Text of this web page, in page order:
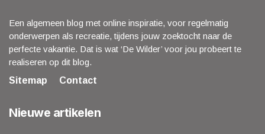
Een algemeen blog met online inspiratie, voor regelmatig
onderwerpen als recreatie, tijdens jouw zoektocht naar de
perfecte vakantie. Dat is wat ‘De Wilder’ voor jou probeert te
realiseren op dit blog.
Sitemap
Contact
Nieuwe artikelen